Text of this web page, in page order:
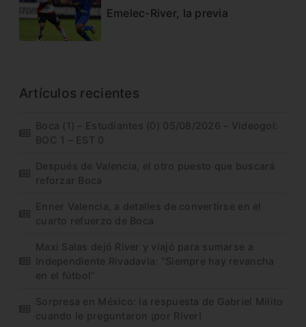
Emelec-River, la previa
Artículos recientes
Boca (1) – Estudiantes (0) 05/08/2026 – Videogol:
BOC 1 – EST 0
Después de Valencia, el otro puesto que buscará
reforzar Boca
Enner Valencia, a detalles de convertirse en el
cuarto refuerzo de Boca
Maxi Salas dejó River y viajó para sumarse a
Independiente Rivadavia: “Siempre hay revancha
en el fútbol”
Sorpresa en México: la respuesta de Gabriel Milito
cuando le preguntaron ¡por River!